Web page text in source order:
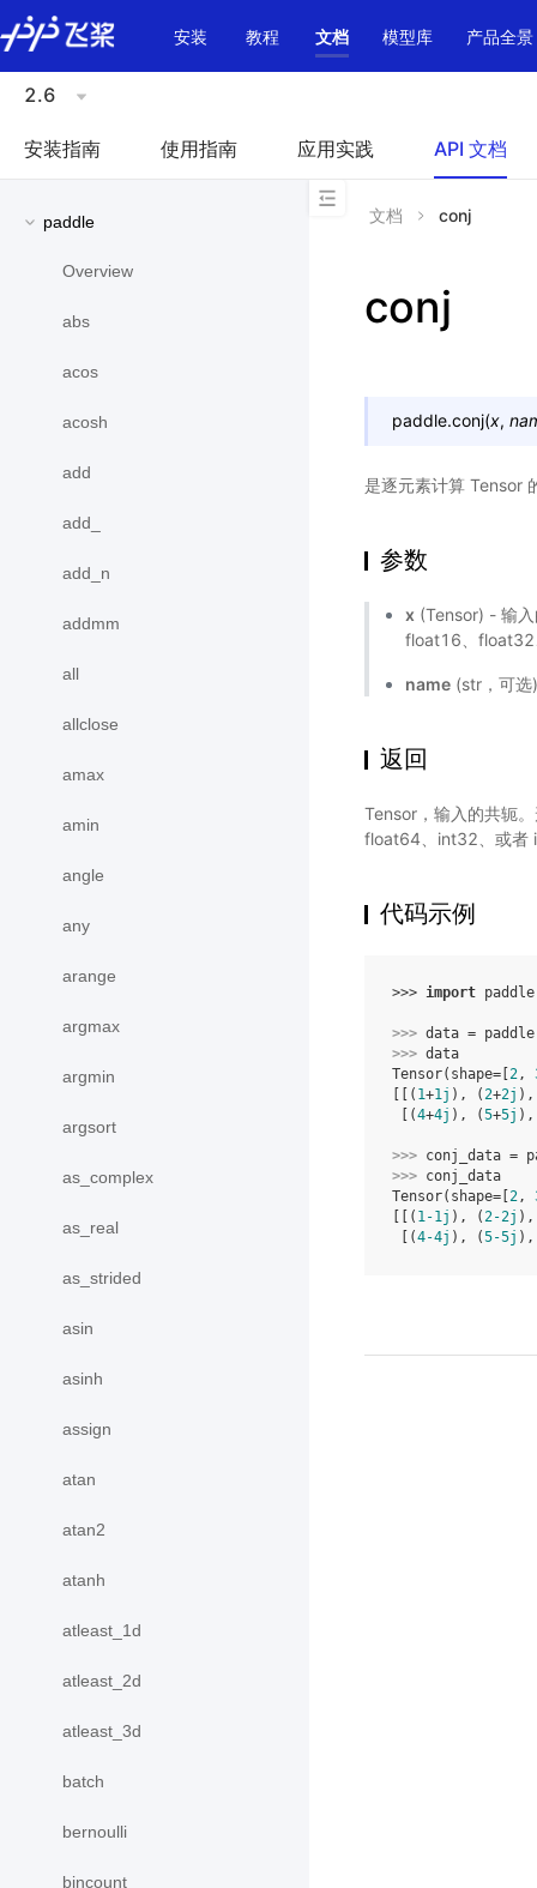
\u200E
安装
教程 文档 模型库 产品全景
2.6
安装指南 使用指南 应用实践 API 文档
paddle
Overview
abs
acos
acosh
add
add_
add_n
addmm
all
allclose
amax
amin
angle
any
arange
argmax
argmin
argsort
as_complex
as_real
as_strided
asin
asinh
assign
atan
atan2
atanh
atleast_1d
atleast_2d
atleast_3d
batch
bernoulli
bincount
文档 conj
conj
paddle.conj(x,
是逐元素计算 Tensor
参数
x (Tensor) - 输
float16、
name (str，可
返回
Tensor，输入的共轭
float64、int32、或者
代码示例
>>> import paddle
>>> data = paddle
>>> data
Tensor(shape=[ 2,
[[( 1+1j ), (2+2j
[(4+4j ), (5+5j
>>> conj_data =
>>> conj_data
Tensor(shape=[ 2,
[[( 1-1j ), (2-2j
[(4-4j ), (5-5j